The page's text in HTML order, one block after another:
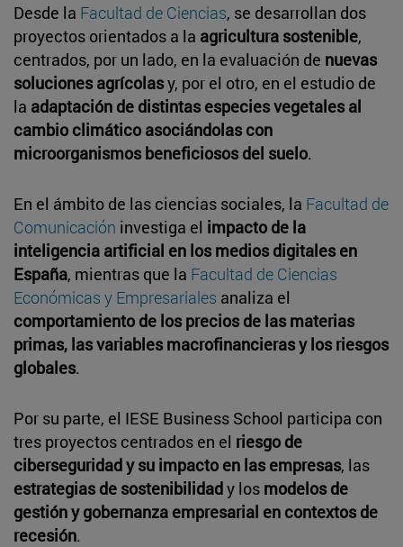
Desde la Facultad de Ciencias, se desarrollan dos
proyectos orientados a la agricultura sostenible,
centrados, por un lado, en la evaluación de nuevas
soluciones agrícolasy, por el otro, en el estudio de
la adaptación de distintas especies vegetales al
cambio climático asociándolas con
microorganismos beneficiosos del suelo.
En el ámbito de las ciencias sociales, la Facultad de
Comunicación investiga el impacto de la
inteligencia artificial en los medios digitales en
España, mientras que la Facultad de Ciencias
Económicas y Empresariales analiza el
comportamiento de los precios de las materias
primas, las variables macrofinancieras y los riesgos
globales.
Por su parte, el IESE Business School participa con
tres proyectos centrados en el riesgo de
ciberseguridad y su impacto en las empresas, las
estrategias de sostenibilidady los modelos de
gestión y gobernanza empresarial en contextos de
recesión.